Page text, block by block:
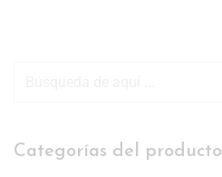
Categorías del producto